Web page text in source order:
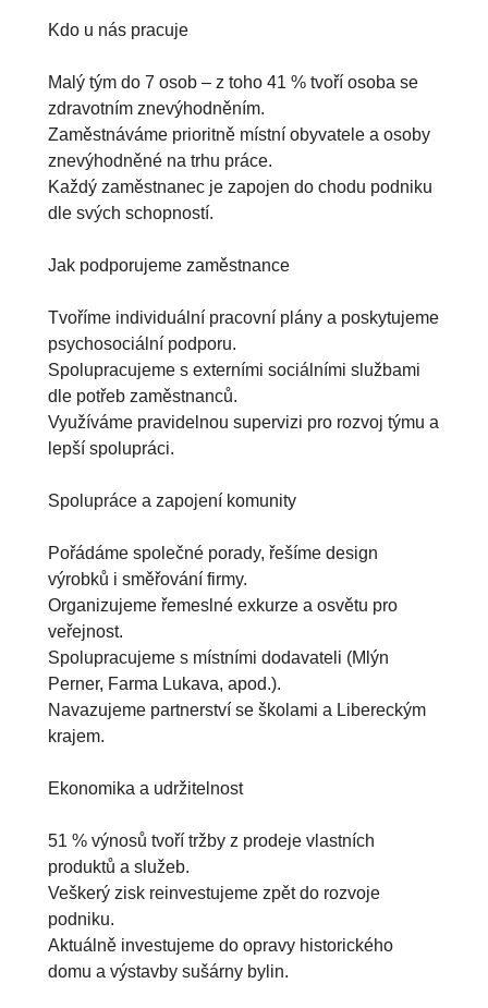
Kdo u nás pracuje
Malý tým do 7 osob – z toho 41 % tvoří osoba se
zdravotním znevýhodněním.
Zaměstnáváme prioritně místní obyvatele a osoby
znevýhodněné na trhu práce.
Každý zaměstnanec je zapojen do chodu podniku
dle svých schopností.
Jak podporujeme zaměstnance
Tvoříme individuální pracovní plány a poskytujeme
psychosociální podporu.
Spolupracujeme s externími sociálními službami
dle potřeb zaměstnanců.
Využíváme pravidelnou supervizi pro rozvoj týmu a
lepší spolupráci.
Spolupráce a zapojení komunity
Pořádáme společné porady, řešíme design
výrobků i směřování firmy.
Organizujeme řemeslné exkurze a osvětu pro
veřejnost.
Spolupracujeme s místními dodavateli (Mlýn
Perner, Farma Lukava, apod.).
Navazujeme partnerství se školami a Libereckým
krajem.
Ekonomika a udržitelnost
51 % výnosů tvoří tržby z prodeje vlastních
produktů a služeb.
Veškerý zisk reinvestujeme zpět do rozvoje
podniku.
Aktuálně investujeme do opravy historického
domu a výstavby sušárny bylin.